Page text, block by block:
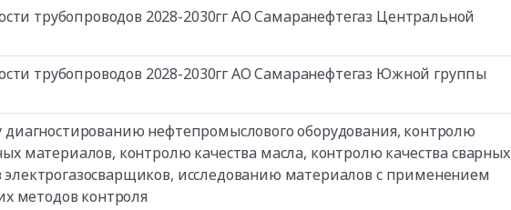
трубопроводов 2028-2030гг АО Самаранефтегаз Центральной
трубопроводов 2028-2030гг АО Самаранефтегаз Южной группы
диагностированию нефтепромыслового оборудования, контролю
материалов, контролю качества масла, контролю качества сварных
исследованию материалов с применением
методов контроля